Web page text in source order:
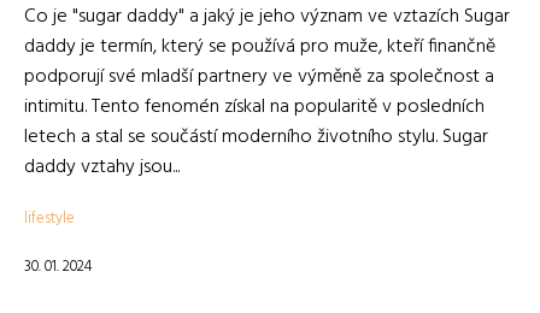
Co je "sugar daddy" a jaký je jeho význam ve vztazích Sugar
daddy je termín, který se používá pro muže, kteří finančně
podporují své mladší partnery ve výměně za společnost a
intimitu. Tento fenomén získal na popularitě v posledních
letech a stal se součástí moderního životního stylu. Sugar
daddy vztahy jsou...
lifestyle
30. 01. 2024